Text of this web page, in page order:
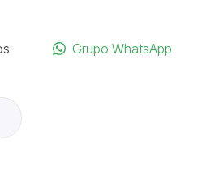
Grupo WhatsApp